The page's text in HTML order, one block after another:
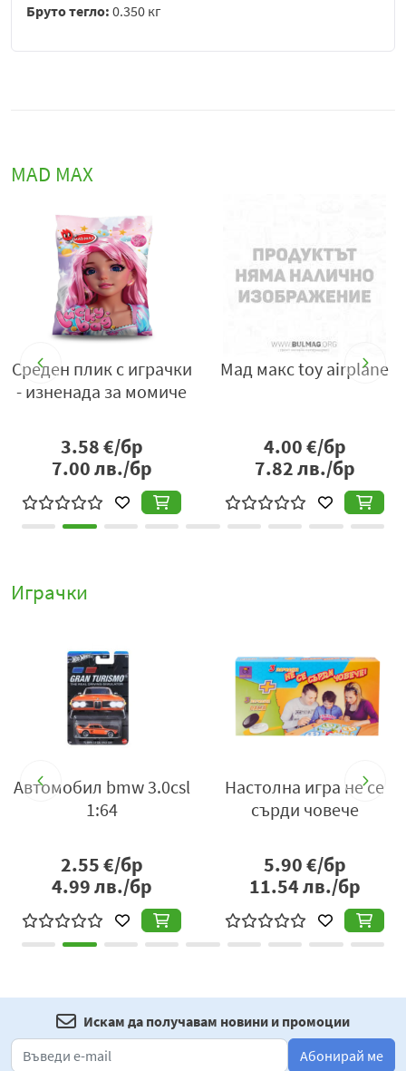
Бруто тегло: 0.350 кг
MAD MAX
Мад макс летящ чадър
1.00€/бр
1.96лв./бр
Среден плик с
3.58€/бр
7.00лв./бр
Играчки
Автомобил bmw 3.0csl
1:64
2.55€/бр
4.99лв./бр
Настолна игра не се
сърди човече
5.90€/бр
11.54лв./бр
Искам да получавам новини и промоции
Абонирай ме